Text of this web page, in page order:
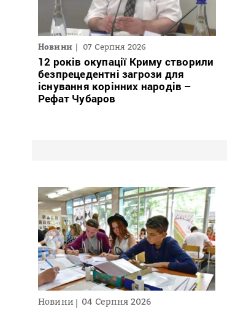
Новини 07 Серпня 2026
12 років окупації Криму створили
безпрецедентні загрози для
існування корінних народів –
Рефат Чубаров
Новини 04 Серпня 2026